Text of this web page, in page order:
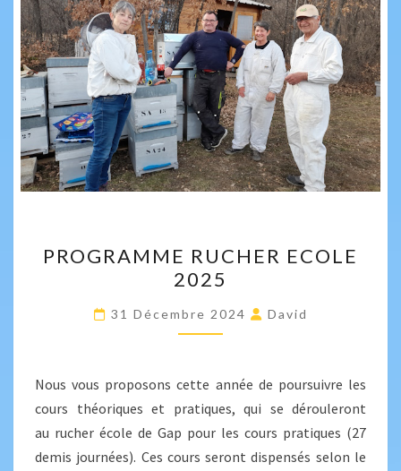
RUCHER
ECOLE
2025
PROGRAMME RUCHER ECOLE
2025
31 Décembre 2024 David
Nous vous proposons cette année de poursuivre les
cours théoriques et pratiques, qui se dérouleront
au rucher école de Gap pour les cours pratiques (27
demis journées). Ces cours seront dispensés selon le